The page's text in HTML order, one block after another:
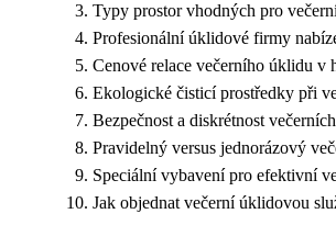
Typy prostor vhodných pro
Profesionální úklidové firmy
Cenové relace večerního úklidu v
Ekologické čisticí prostředky při
Bezpečnost a diskrétnost
Pravidelný versus jednorázový
Speciální vybavení pro efektivní
Jak objednat večerní úklidovou